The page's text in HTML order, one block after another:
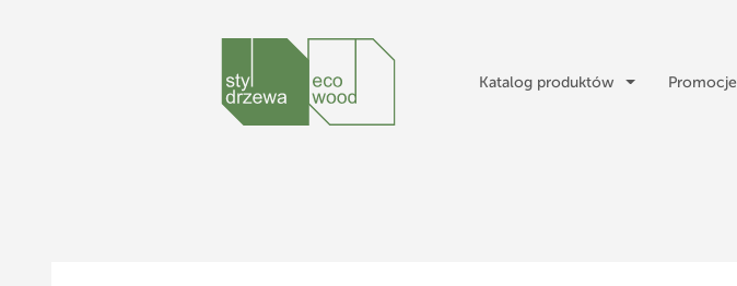
Katalog produktów Promocje